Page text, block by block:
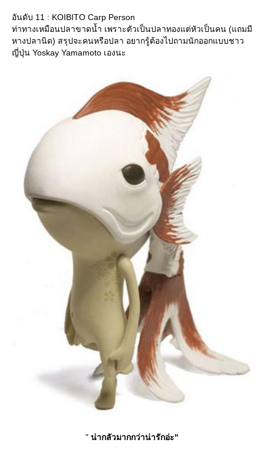
อันดับ 11 : KOIBITO Carp Person
ท่าทางเหมือนปลาขาดน้ำ เพราะตัวเป็นปลาทองแต่หัวเป็นคน (แถมมี
หางปลานิด) สรุปจะคนหรือปลา อยากรู้ต้องไปถามนักออกแบบชาว
ญี่ปุ่น Yoskay Yamamoto เองนะ
" น่ากลัวมากกว่าน่ารักอ่ะ"